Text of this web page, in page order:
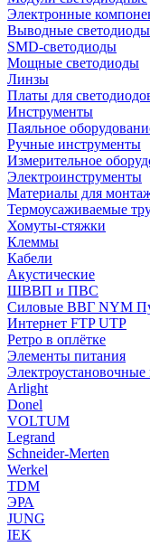
Электронные
Выводные светодиоды
SMD-светодиоды
Мощные светодиоды
Линзы
Платы для
Инструменты
Паяльное
Ручные инструменты
Измерительное
Электроинструменты
Материалы для
Термоусаживаемые
Хомуты-стяжки
Клеммы
Кабели
Акустические
ШВВП и ПВС
Силовые ВВГ NYM
Интернет FTP UTP
Ретро в оплётке
Элементы питания
Электроустановочные
Arlight
Donel
VOLTUM
Legrand
Schneider-Merten
Werkel
TDM
ЭРА
JUNG
IEK